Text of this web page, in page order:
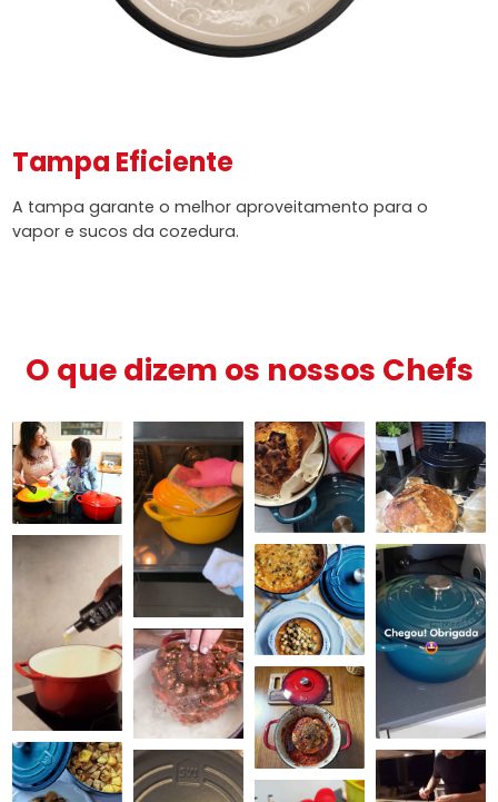
Tampa Eficiente
A tampa garante o melhor aproveitamento para o
vapor e sucos da cozedura.
O que dizem os nossos Chefs